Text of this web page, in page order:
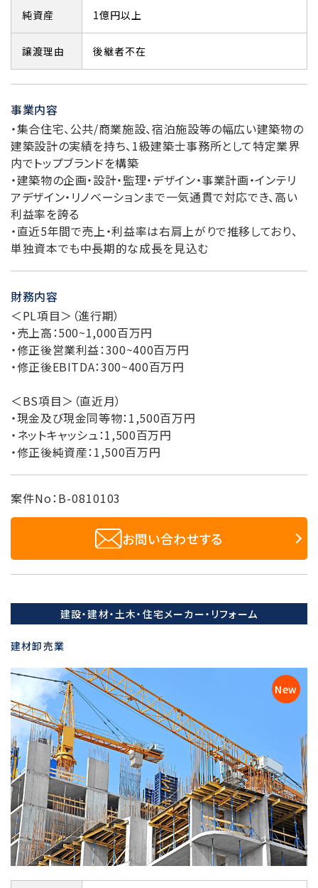
純資産 1億円以上
譲渡理由 後継者不在
事業内容
・集合住宅、公共/商業施設、宿泊施設等の幅広い建築物の
建築設計の実績を持ち、1級建築士事務所として特定業界
内でトップブランドを構築
・建築物の企画・設計・監理・デザイン・事業計画・インテリ
アデザイン・リノベーションまで一気通貫で対応でき、高い
利益率を誇る
・直近5年間で売上・利益率は右肩上がりで推移しており、
単独資本でも中長期的な成長を見込む
財務内容
＜PL項目＞（進行期）
・売上高：500~1,000百万円
・修正後営業利益：300~400百万円
・修正後EBITDA：300~400百万円
＜BS項目＞（直近月）
・現金及び現金同等物：1,500百万円
・ネットキャッシュ：1,500百万円
・修正後純資産：1,500百万円
案件No：B-0810103
お問い合わせする
建設・建材・土木・住宅メーカー・リフォーム
建材卸売業